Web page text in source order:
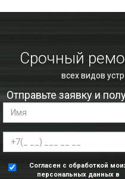
Срочный
всех видов
Отправьте заявку и
Согласен с обработкой
персональных данных в